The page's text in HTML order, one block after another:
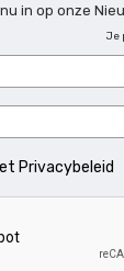
brochure
in op onze
Je
Privacybeleid